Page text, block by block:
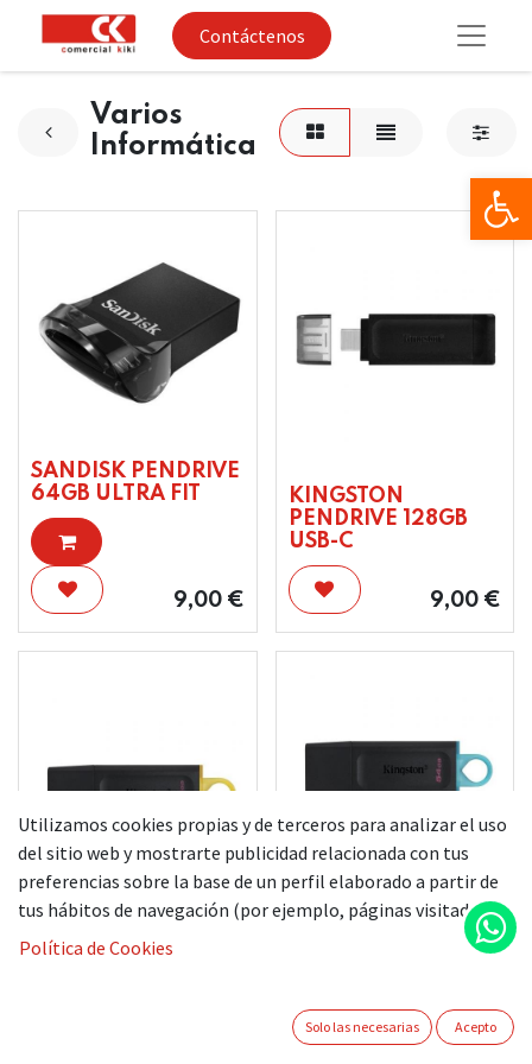
Contáctenos
Varios
Informática
SANDISK PENDRIVE
64GB ULTRA FIT
9,00€
KINGSTON
PENDRIVE 128GB
USB-C
9,00 €
KINGSTON
KINGSTON
5,00€
Utilizamos cookies propias y de terceros para analizar el uso
del sitio web y mostrarte publicidad relacionada con tus
preferencias sobre la base de un perfil elaborado a partir de
tus hábitos de navegación (por ejemplo, páginas visitadas).
Política de Cookies
Solo las necesarias Acepto